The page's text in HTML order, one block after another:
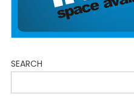
SEARCH